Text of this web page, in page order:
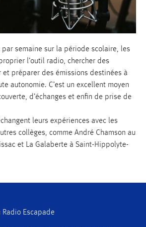
par semaine sur la période scolaire, les
l’outil radio, chercher des
et préparer des émissions destinées à
autonomie. C’est un excellent moyen
d’échanges et enfin de prise de
leurs expériences avec les
collèges, comme André Chamson au
et La Galaberte à Saint-Hippolyte-
Radio Escapade